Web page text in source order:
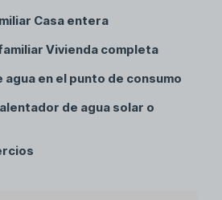
Casa entera
Vivienda completa
en el punto de consumo
de agua solar o